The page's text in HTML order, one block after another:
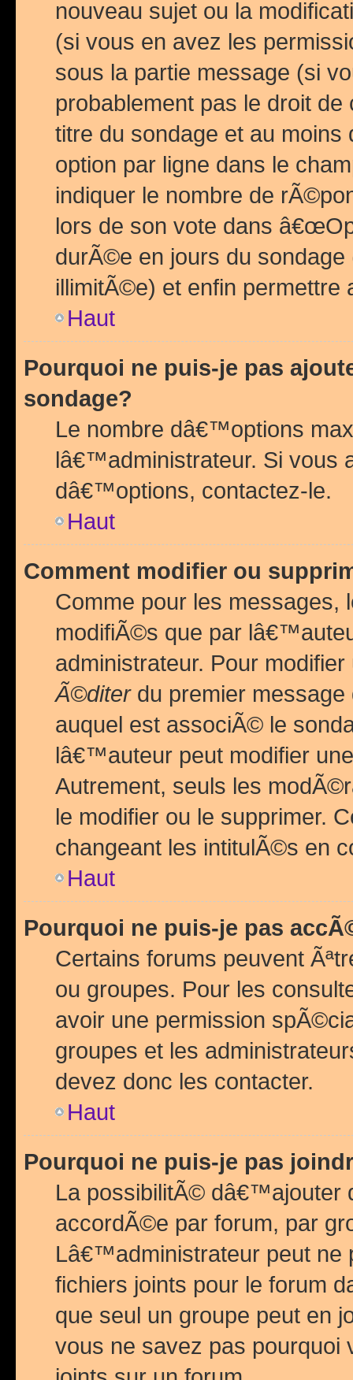
nouveau sujet ou la
(si vous en avez les
sous la partie message (si
probablement pas le droit
titre du sondage et au
option par ligne dans le
indiquer le nombre de
lors de son vote dans
durÃ©e en jours du
illimitÃ©e) et enfin permettre
Haut
Pourquoi ne puis-je pas
sondage?
Le nombre dâ€™options
lâ€™administrateur. Si vous
dâ€™options, contactez-le.
Haut
Comment modifier ou
Comme pour les messages,
modifiÃ©s que par
administrateur. Pour
Ã©diterdu premier
auquel est associÃ© le
lâ€™auteur peut modifier
Autrement, seuls les
le modifier ou le supprimer.
changeant les intitulÃ©s en
Haut
Pourquoi ne puis-je pas
Certains forums peuvent
ou groupes. Pour les
avoir une permission
groupes et les
devez donc les contacter.
Haut
Pourquoi ne puis-je pas
La possibilitÃ© dâ€™ajouter
accordÃ©e par forum, par
Lâ€™administrateur peut
fichiers joints pour le forum
que seul un groupe peut en
vous ne savez pas pourquoi